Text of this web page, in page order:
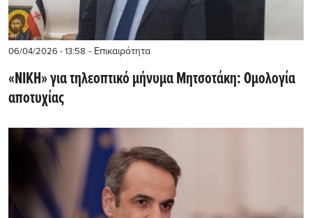
06/04/2026 - 13:58 - Επικαιρότητα
«ΝΙΚΗ» για τηλεοπτικό μήνυμα Μητσοτάκη: Ομολογία
αποτυχίας